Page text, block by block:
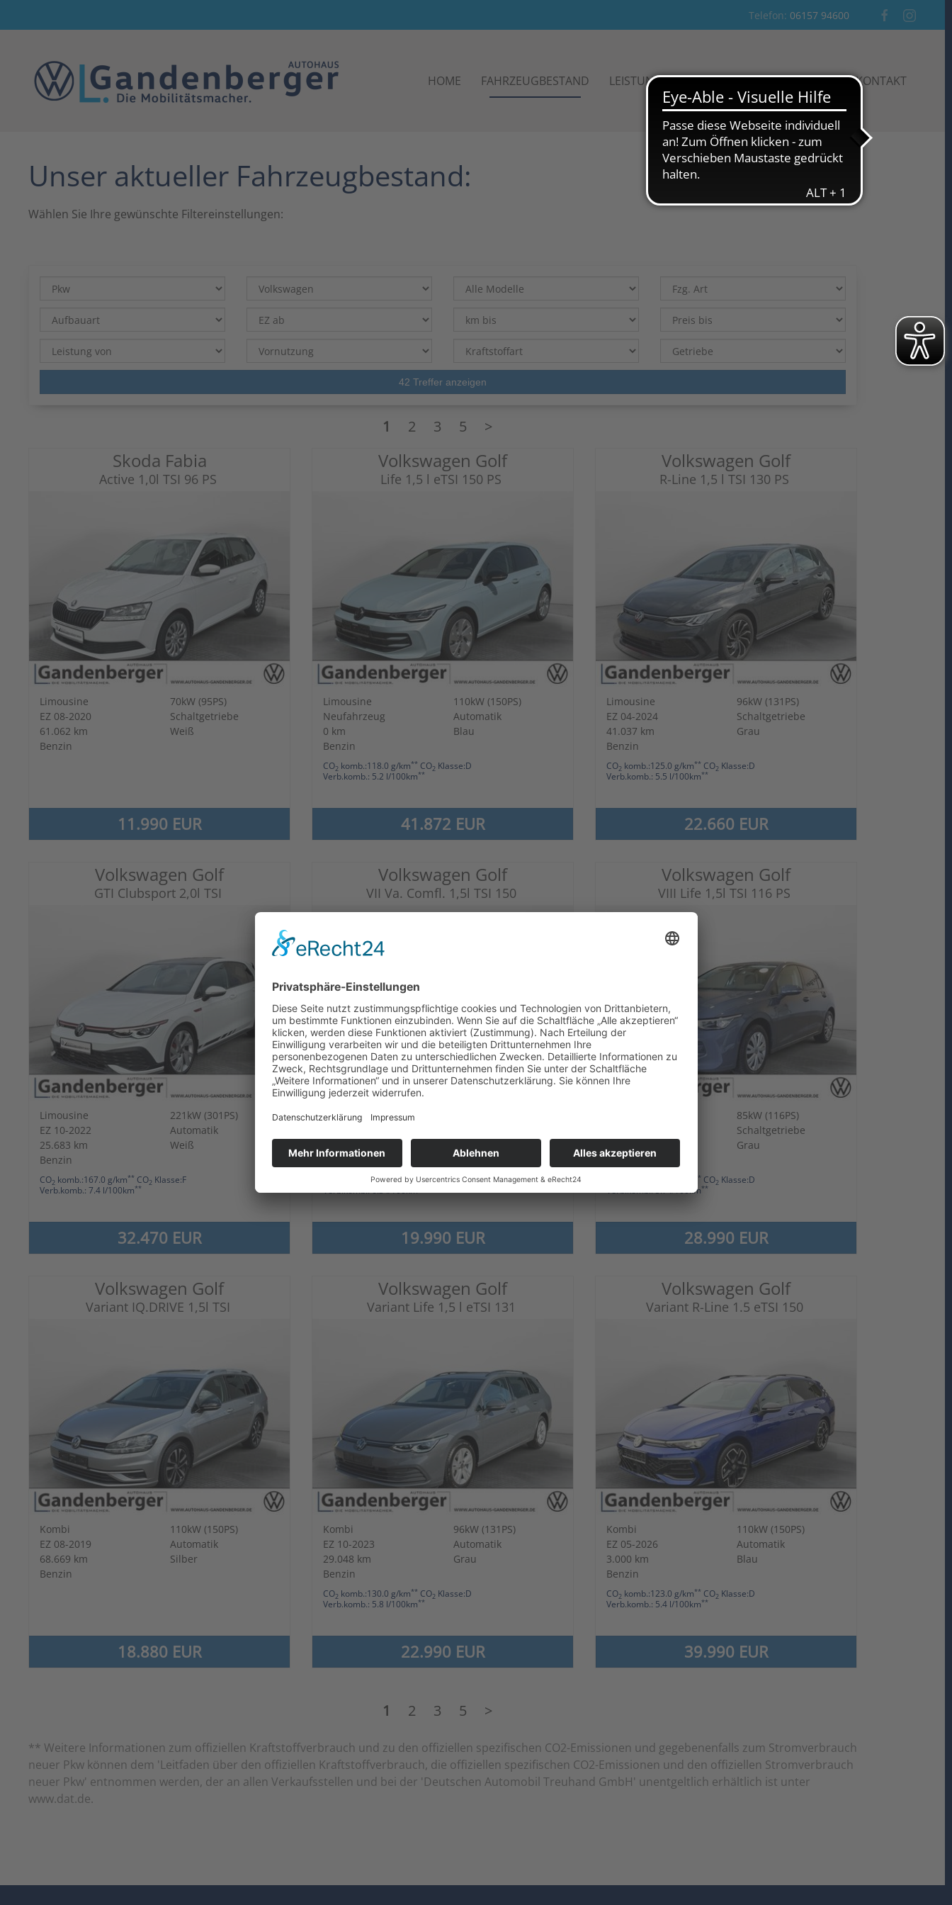
Telefon: 06157 94600
HOME FAHRZEUGBESTAND LEISTUNGEN AKTIONEN AUTO-BLOG KONTAKT
Unser aktueller Fahrzeugbestand:
Wählen Sie Ihre gewünschte Filtereinstellungen:
1 2 3 5 >
Skoda Fabia
Active 1,0l TSI 96 PS
Limousine
EZ 08-2020
61.062 km
Benzin
70kW (95PS)
Schaltgetriebe
Weiß
11.990 EUR
Volkswagen Golf
Life 1,5 l eTSI 150 PS
Limousine
Neufahrzeug
0 km
Benzin
110kW (150PS)
Automatik
Blau
CO2 komb.:118.0 g/km** CO2 Klasse:D
Verb.komb.: 5.2 l/100km**
41.872 EUR
Volkswagen Golf
R-Line 1,5 l TSI 130 PS
Limousine
EZ 04-2024
41.037 km
Benzin
96kW (131PS)
Schaltgetriebe
Grau
CO2 komb.:125.0 g/km** CO2 Klasse:D
Verb.komb.: 5.5 l/100km**
22.660 EUR
Volkswagen Golf
GTI Clubsport 2,0l TSI
Limousine
EZ 10-2022
25.683 km
Benzin
221kW (301PS)
Automatik
Weiß
CO2 komb.:167.0 g/km** CO2 Klasse:F
Verb.komb.: 7.4 l/100km**
32.470 EUR
Volkswagen Golf
VII Va. Comfl. 1,5l TSI 150
Kombi
Benzin
komb.:143.0 g/km**CO2Klasse:E
Verb.komb.: 6.3 l/100km
19.990 EUR
Volkswagen Golf
VIII Life 1,5l TSI 116 PS
Benzin
85kW (116PS)
Schaltgetriebe
Grau
** CO2 Klasse:D
Verb.komb.: 5.7 l/100km**
28.990 EUR
Volkswagen Golf
Variant IQ.DRIVE 1,5l TSI
Kombi
EZ 08-2019
68.669 km
Benzin
110kW (150PS)
Automatik
Silber
18.880 EUR
Volkswagen Golf
Variant Life 1,5 l eTSI 131
Kombi
EZ 10-2023
29.048 km
Benzin
96kW (131PS)
Automatik
Grau
CO2 komb.:130.0 g/km** CO2 Klasse:D
Verb.komb.: 5.8 l/100km**
22.990 EUR
Volkswagen Golf
Variant R-Line 1.5 eTSI 150
Kombi
EZ 05-2026
3.000 km
Benzin
110kW (150PS)
Automatik
Blau
CO2 komb.:123.0 g/km** CO2 Klasse:D
Verb.komb.: 5.4 l/100km**
39.990 EUR
1 2 3 5 >
** Weitere Informationen zum offiziellen Kraftstoffverbrauch und zu den offiziellen spezifischen CO2-Emissionen und gegebenenfalls zum Stromverbrauch
neuer Pkw können dem 'Leitfaden über den offiziellen Kraftstoffverbrauch, die offiziellen spezifischen CO2-Emissionen und den offiziellen Stromverbrauch
neuer Pkw' entnommen werden, der an allen Verkaufsstellen und bei der 'Deutschen Automobil Treuhand GmbH' unentgeltlich erhältlich ist unter
www.dat.de.